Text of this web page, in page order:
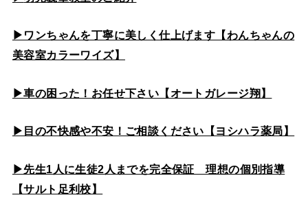
▶ワンちゃんを丁寧に美しく仕上げます【わんちゃんの
美容室カラーワイズ】
▶車の困った！お任せ下さい【オートガレージ翔】
▶目の不快感や不安！ご相談ください【ヨシハラ薬局】
▶先生1人に生徒2人までを完全保証 理想の個別指導
【サルト足利校】